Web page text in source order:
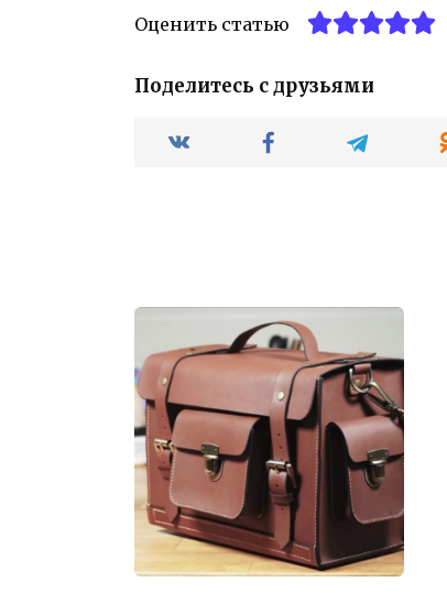
Оценить статью
Поделитесь с друзьями